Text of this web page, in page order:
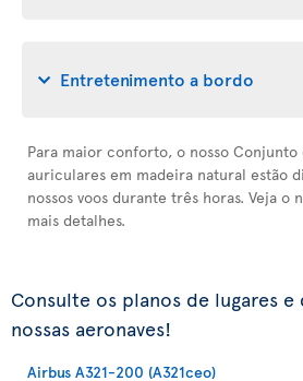
Entretenimento a bordo
Para maior conforto, o nosso
auriculares em madeira natural estão
nossos voos durante três horas. Veja o
mais detalhes.
Consulte os planos de lugares
nossas aeronaves!
Airbus A321-200 (A321ceo)